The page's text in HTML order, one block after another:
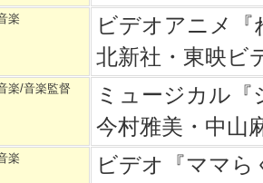
楽
ビデオアニメ
北新社・東映ビ
楽/音楽監督
ミュージカル『
今村雅美・中山
楽
ビデオ『ママら